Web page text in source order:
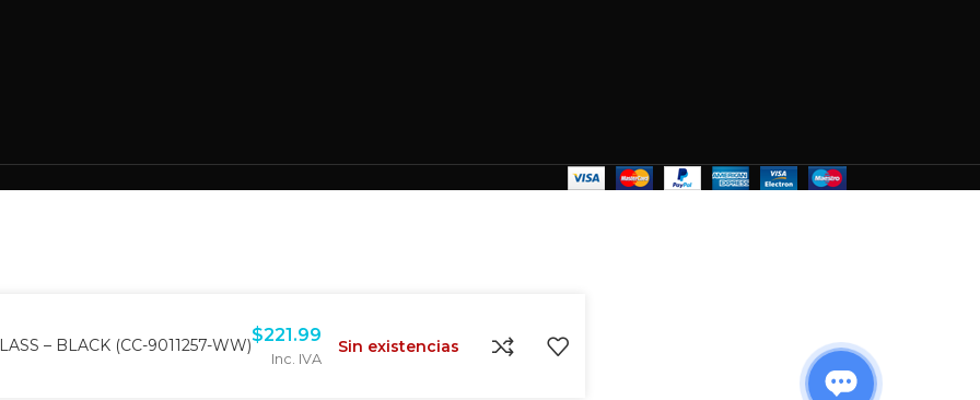
– BLACK (CC-9011257-WW)$221.99
Inc. IVA
Sin existencias